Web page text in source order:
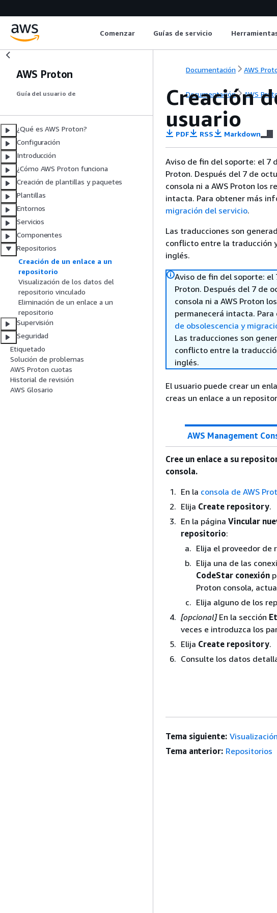
Comenzar Guías de servicio
AWS Proton
Guía del usuario de
¿Qué es AWS Proton?
Configuración
Introducción
¿Cómo AWS Proton funciona
Creación de plantillas y paquetes
Plantillas
Entornos
Servicios
Componentes
Repositorios
Creación de un enlace a un
repositorio
Visualización de los datos del
repositorio vinculado
Eliminación de un enlace a un
repositorio
Supervisión
Seguridad
Etiquetado
Solución de problemas
AWS Proton cuotas
Historial de revisión
AWS Glosario
Documentación AWS
Documentación AWS
Creación
usuario
PDF RSS Markdown
Aviso de fin del soporte: el 7
Proton. Después del 7 de
consola ni a AWS Proton los
intacta. Para obtener más
migración del servicio.
Las traducciones son
conflicto entre la traducción
inglés.
Aviso de fin del soporte: el
Proton. Después del 7 de
consola ni a AWS Proton
permanecerá intacta.
de obsolescencia y
Las traducciones son
conflicto entre la
inglés.
El usuario puede crear un
creas un enlace a un
AWS Management
Cree un enlace a su
consola.
En la consola de AWS
Elija Create repository.
En la página Vincular
repositorio:
Elija el proveedor de
Elija una de las
CodeStar conexión
Proton consola,
Elija alguno de los
[opcional]En la sección
veces e introduzca los
Elija Create repository.
Consulte los datos
Tema siguiente:
Tema anterior: Repositorios